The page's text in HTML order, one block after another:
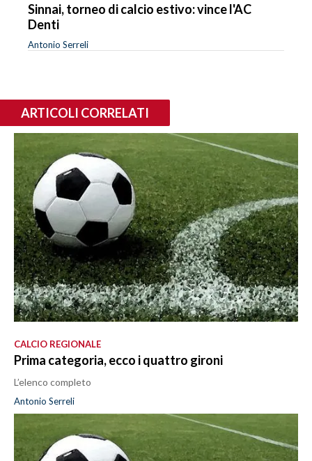
Sinnai, torneo di calcio estivo: vince l'AC
Denti
Antonio Serreli
ARTICOLI CORRELATI
CALCIO REGIONALE
Prima categoria, ecco i quattro gironi
L’elenco completo
Antonio Serreli